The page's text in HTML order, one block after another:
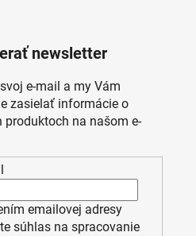
newsletter
e-mail a my Vám
zasielať informácie o
produktoch na našom e-
emailovej adresy
súhlas na spracovanie